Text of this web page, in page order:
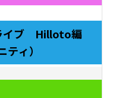
イブ Hilloto編
ィ）